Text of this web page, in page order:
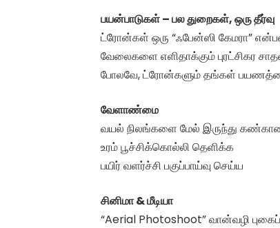
பயன்பாடுகள் – பல துறைகள், ஒரு தீர்வு
ட்ரோன்கள் ஒரு “ஃபேன்ஸி கேமரா”
வேலைகளை எளிதாக்கும் புரட்சிகர
போலவே, ட்ரோன்களும் தங்கள் பயணத்தை
வேளாண்மை
வயல் நிலங்களை மேல் இருந்து
உரம் பூச்சிக்கொல்லி தெளிக்க
பயிர் வளர்ச்சி பகுப்பாய்வு செய்ய
சினிமா & மீடியா
“Aerial Photoshoot” வான்வழி